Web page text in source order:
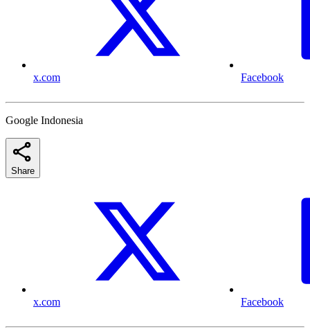
x.com Facebook
Google Indonesia
Share
x.com Facebook